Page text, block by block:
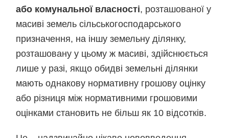
або комунальної власності, розташованої у
масиві земель сільськогосподарського
призначення, на іншу земельну ділянку,
розташовану у цьому ж масиві, здійснюється
лише у разі, якщо обидві земельні ділянки
мають однакову нормативну грошову оцінку
або різниця між нормативними грошовими
оцінками становить не більш як 10 відсотків.